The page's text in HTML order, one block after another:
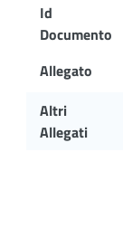
Id
Documento
Allegato
Altri
Allegati